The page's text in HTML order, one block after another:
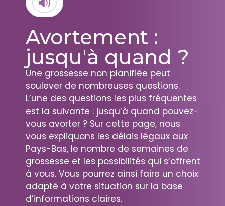
Avortement :
jusqu'à quand ?
Une grossesse non planifiée peut
soulever de nombreuses questions.
L’une des questions les plus fréquentes
est la suivante : jusqu’à quand pouvez-
vous avorter ? Sur cette page, nous
vous expliquons les délais légaux aux
Pays-Bas, le nombre de semaines de
grossesse et les possibilités qui s’offrent
à vous. Vous pourrez ainsi faire un choix
adapté à votre situation sur la base
d’informations claires.